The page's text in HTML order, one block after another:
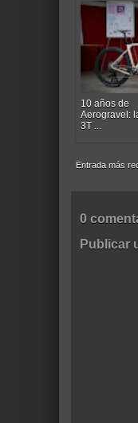
10 años de
Aerogravel:
3T ...
Entrada más
0
Publicar